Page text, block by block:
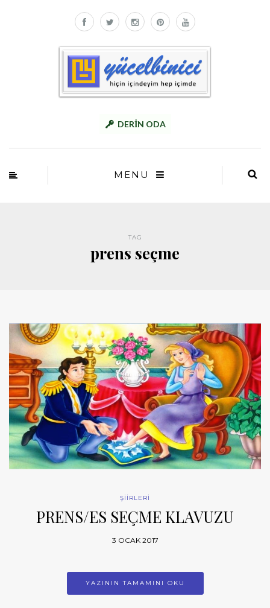
DERİN ODA
MENU
TAG
prens seçme
ŞİİRLERİ
PRENS/ES SEÇME KLAVUZU
3 OCAK 2017
YAZININ TAMAMINI OKU